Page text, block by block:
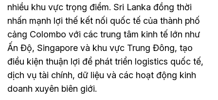
nhiều khu vực trọng điểm. Sri Lanka đồng thời
nhấn mạnh lợi thế kết nối quốc tế của thành phố
cảng Colombo với các trung tâm kinh tế lớn như
Ấn Độ, Singapore và khu vực Trung Đông, tạo
điều kiện thuận lợi để phát triển logistics quốc tế,
dịch vụ tài chính, dữ liệu và các hoạt động kinh
doanh xuyên biên giới.